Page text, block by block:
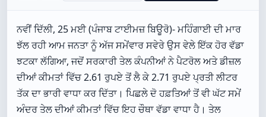
ਨਵੀਂ ਦਿੱਲੀ, 25 ਮਈ (ਪੰਜਾਬ ਟਾਈਮਜ਼ ਬਿਊਰੋ)- ਮਹਿੰਗਾਈ ਦੀ ਮਾਰ
ਝੱਲ ਰਹੀ ਆਮ ਜਨਤਾ ਨੂੰ ਅੱਜ ਸਮੇਂਵਾਰ ਸਵੇਰੇ ਉਸ ਵੇਲੇ ਇੱਕ ਹੋਰ ਵੱਡਾ
ਝਟਕਾ ਲੱਗਿਆ, ਜਦੋਂ ਸਰਕਾਰੀ ਤੇਲ ਕੰਪਨੀਆਂ ਨੇ ਪੈਟਰੋਲ ਅਤੇ ਡੀਜ਼ਲ
ਦੀਆਂ ਕੀਮਤਾਂ ਵਿੱਚ 2.61 ਰੁਪਏ ਤੋਂ ਲੈ ਕੇ 2.71 ਰੁਪਏ ਪ੍ਰਤੀ ਲੀਟਰ
ਤੱਕ ਦਾ ਭਾਰੀ ਵਾਧਾ ਕਰ ਦਿੱਤਾ। ਪਿਛਲੇ ਦੋ ਹਫ਼ਤਿਆਂ ਤੋਂ ਵੀ ਘੱਟ ਸਮੇਂ
ਅੰਦਰ ਤੇਲ ਦੀਆਂ ਕੀਮਤਾਂ ਵਿੱਚ ਇਹ ਚੌਥਾ ਵੱਡਾ ਵਾਧਾ ਹੈ। ਤੇਲ